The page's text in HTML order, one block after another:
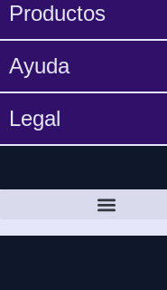
Productos
Ayuda
Legal